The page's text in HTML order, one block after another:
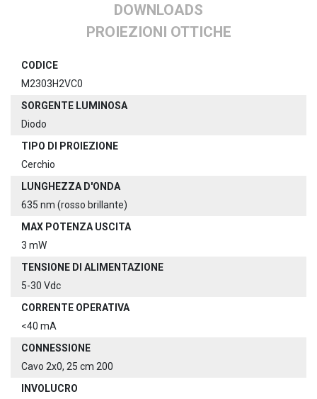
DOWNLOADS
PROIEZIONI OTTICHE
CODICE
M2303H2VC0
SORGENTE LUMINOSA
Diodo
TIPO DI PROIEZIONE
Cerchio
LUNGHEZZA D'ONDA
635 nm (rosso brillante)
MAX POTENZA USCITA
3 mW
TENSIONE DI ALIMENTAZIONE
5-30 Vdc
CORRENTE OPERATIVA
<40 mA
CONNESSIONE
Cavo 2x0, 25 cm 200
INVOLUCRO